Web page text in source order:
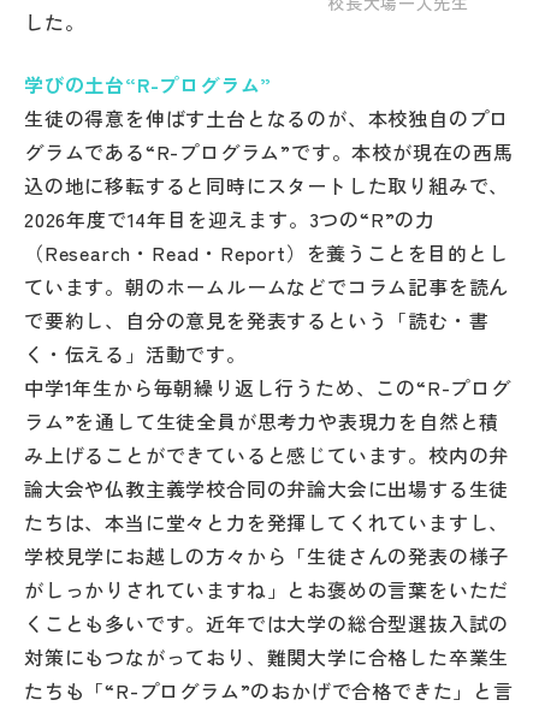
特集
NettyLandかわら版
その他
お問い合わせ
個人情報保護方針
サイトマップ
運営会社
した。
学びの土台“R-プログラム”
生徒の得意を伸ばす土台となるのが、本校独自のプロ
グラムである“R-プログラム”です。本校が現在の西馬
込の地に移転すると同時にスタートした取り組みで、
2026年度で14年目を迎えます。3つの“R”の力
（Research・Read・Report）を養うことを目的とし
ています。朝のホームルームなどでコラム記事を読ん
で要約し、自分の意見を発表するという「読む・書
く・伝える」活動です。
中学1年生から毎朝繰り返し行うため、この“R-プログ
ラム”を通して生徒全員が思考力や表現力を自然と積
み上げることができていると感じています。校内の弁
論大会や仏教主義学校合同の弁論大会に出場する生徒
たちは、本当に堂々と力を発揮してくれていますし、
学校見学にお越しの方々から「生徒さんの発表の様子
がしっかりされていますね」とお褒めの言葉をいただ
くことも多いです。近年では大学の総合型選抜入試の
対策にもつながっており、難関大学に合格した卒業生
たちも「“R-プログラム”のおかげで合格できた」と言